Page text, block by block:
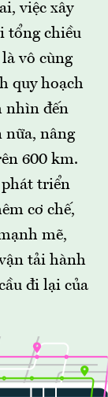
việc xây
tổng chiều
vô cùng
quy hoạch
nhìn đến
nữa, nâng
600 km.
phát triển
cơ chế,
mẽ,
tải hành
đi lại của